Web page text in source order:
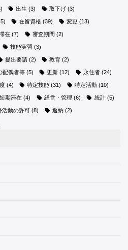
出生 (3) 取下げ(3)
在留資格 (39) 変更 (13)
在 (7) 審査期間 (2)
技能実習 (3)
提出要請(2) 教育 (2)
配偶者等(5) 更新 (12) 永住者(24)
(4) 特定技能 (31) 特定活動(10)
短期滞在 (4) 経営・管理 (6) 統計(5)
活動の許可 (8) 返納(2)